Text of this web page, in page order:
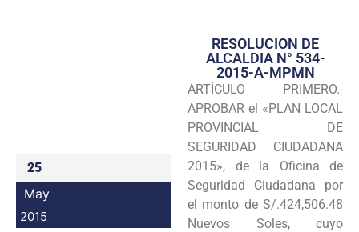
Transparencia
Seguridad
Programas
Intranet
25
May
2015
RESOLUCION DE
ALCALDIA N° 534-
2015-A-MPMN
ARTÍCULO PRIMERO.-
APROBAR el «PLAN LOCAL
PROVINCIAL DE
SEGURIDAD CIUDADANA
2015», de la Oficina de
Seguridad Ciudadana por
el monto de S/.424,506.48
Nuevos Soles, cuyo